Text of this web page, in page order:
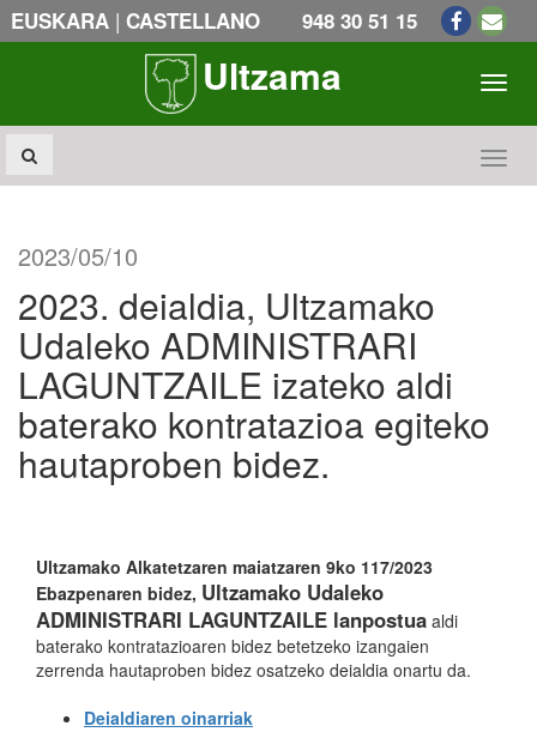
EUSKARA | CASTELLANO 948 30 51 15
Ultzama
2023/05/10
2023. deialdia, Ultzamako
Udaleko ADMINISTRARI
LAGUNTZAILE izateko aldi
baterako kontratazioa egiteko
hautaproben bidez.
Ultzamako Alkatetzaren maiatzaren 9ko 117/2023
Ebazpenaren bidez, Ultzamako Udaleko
ADMINISTRARI LAGUNTZAILE lanpostua aldi
baterako kontratazioaren bidez betetzeko izangaien
zerrenda hautaproben bidez osatzeko deialdia onartu da.
Deialdiaren oinarriak